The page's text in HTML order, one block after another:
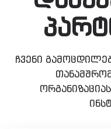
ჩვენი